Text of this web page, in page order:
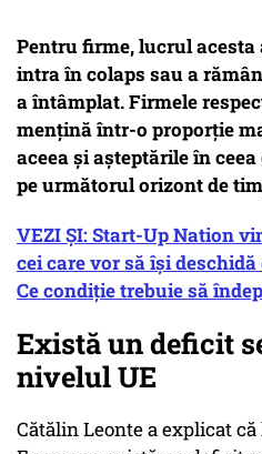
Pentru firme, lucrul
intra în colaps sau a
a întâmplat. Firmele
mențină într-o proporție
aceea și așteptările în
pe următorul orizont de
VEZI ȘI: Start-Up Nation
cei care vor să își
Ce condiție trebuie să
Există un deficit
nivelul UE
Cătălin Leonte a explicat